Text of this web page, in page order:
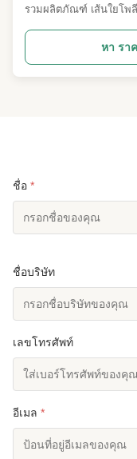
รวมผลิตภัณฑ์ เส้นใยโพลี
100% ทำให้มั่นใจได้ใน
เหนือกว่า เส้นใยโพลีเอส
หา รา
ชื่อ *
ชื่อบริษัท
เลขโทรศัพท์
อีเมล *